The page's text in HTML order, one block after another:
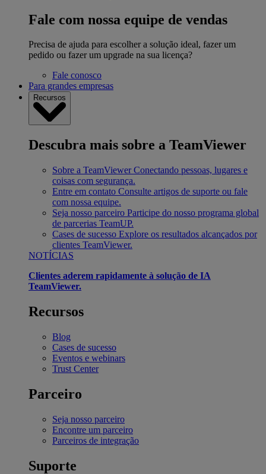
Fale com nossa equipe de vendas
Precisa de ajuda para escolher a solução ideal, fazer um
pedido ou fazer um upgrade na sua licença?
Fale conosco
Para grandes empresas
Recursos
Descubra mais sobre a TeamViewer
Sobre a TeamViewer Conectando pessoas, lugares e
coisas com segurança.
Entre em contato Consulte artigos de suporte ou fale
com nossa equipe.
Seja nosso parceiro Participe do nosso programa global
de parcerias TeamUP.
Cases de sucesso Explore os resultados alcançados por
clientes TeamViewer.
NOTÍCIAS
Clientes aderem rapidamente à solução de IA
TeamViewer.
Recursos
Blog
Cases de sucesso
Eventos e webinars
Trust Center
Parceiro
Seja nosso parceiro
Encontre um parceiro
Parceiros de integração
Suporte